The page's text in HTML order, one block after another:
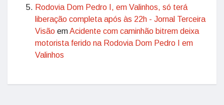
Rodovia Dom Pedro I, em Valinhos, só terá
liberação completa após às 22h - Jornal Terceira
Visão emAcidente com caminhão bitrem deixa
motorista ferido na Rodovia Dom Pedro I em
Valinhos